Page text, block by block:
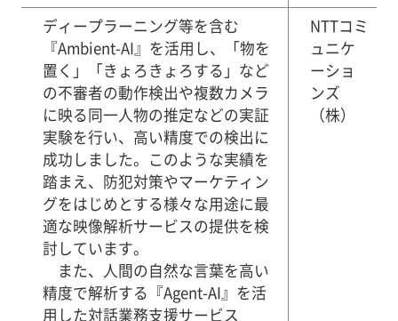
ディープラーニング等を含む
『Ambient-AI』を活用し、「物を
置く」「きょろきょろする」など
の不審者の動作検出や複数カメラ
に映る同一人物の推定などの実証
実験を行い、高い精度での検出に
成功しました。このような実績を
踏まえ、防犯対策やマーケティン
グをはじめとする様々な用途に最
適な映像解析サービスの提供を検
討しています。
また、人間の自然な言葉を高い
精度で解析する『Agent-AI』を活
用した対話業務支援サービス
NTTコミ
ュニケ
ーショ
ンズ
（株）